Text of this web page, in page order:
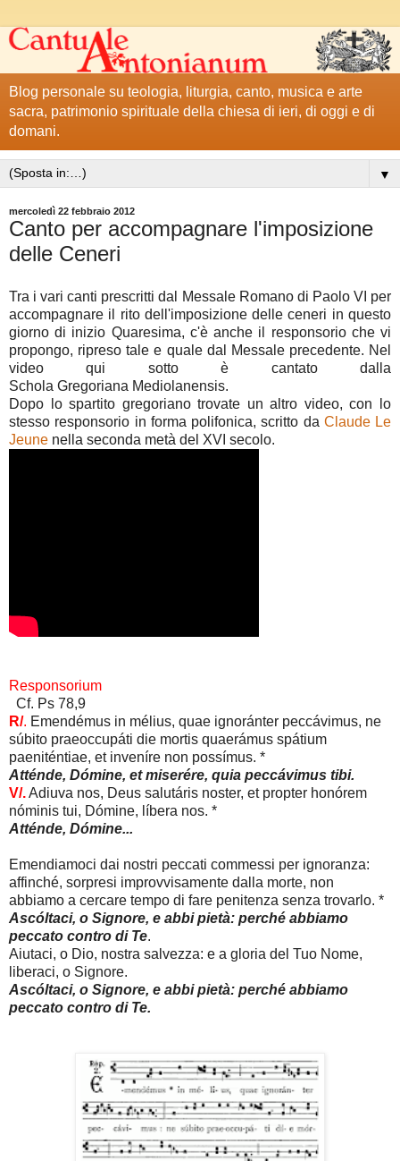
Blog personale su teologia, liturgia, canto, musica e arte
sacra, patrimonio spirituale della chiesa di ieri, di oggi e di
domani.
▼
mercoledì 22 febbraio 2012
Canto per accompagnare l'imposizione
delle Ceneri
Tra i vari canti prescritti dal Messale Romano di Paolo VI per
accompagnare il rito dell'imposizione delle ceneri in questo
giorno di inizio Quaresima, c'è anche il responsorio che vi
propongo, ripreso tale e quale dal Messale precedente. Nel
video qui sotto è cantato dalla
Schola Gregoriana Mediolanensis.
Dopo lo spartito gregoriano trovate un altro video, con lo
stesso responsorio in forma polifonica, scritto da Claude Le
Jeune nella seconda metà del XVI secolo.
Responsorium
Cf. Ps 78,9
R/. Emendémus in mélius, quae ignoránter peccávimus, ne
súbito praeoccupáti die mortis quaerámus spátium
paeniténtiae, et inveníre non possímus. *
Atténde, Dómine, et miserére, quia peccávimus tibi.
V/.Adiuva nos, Deus salutáris noster, et propter honórem
nóminis tui, Dómine, líbera nos. *
Atténde, Dómine...
Emendiamoci dai nostri peccati commessi per ignoranza:
affinché, sorpresi improvvisamente dalla morte, non
abbiamo a cercare tempo di fare penitenza senza trovarlo. *
Ascóltaci, o Signore, e abbi pietà: perché abbiamo
peccato contro di Te.
Aiutaci, o Dio, nostra salvezza: e a gloria del Tuo Nome,
liberaci, o Signore.
Ascóltaci, o Signore, e abbi pietà: perché abbiamo
peccato contro di Te.